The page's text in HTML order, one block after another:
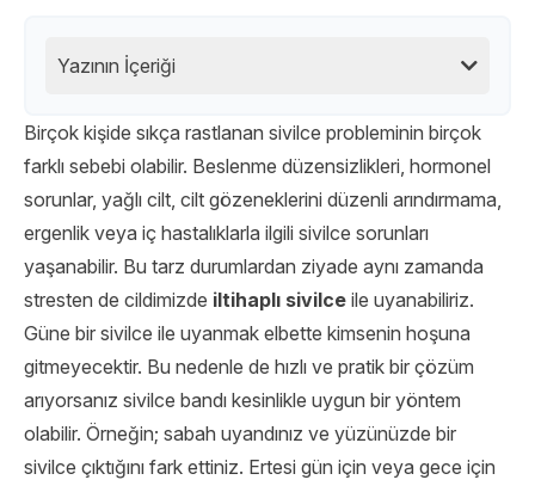
Yazının İçeriği
Birçok kişide sıkça rastlanan sivilce probleminin birçok
farklı sebebi olabilir. Beslenme düzensizlikleri, hormonel
sorunlar, yağlı cilt, cilt gözeneklerini düzenli arındırmama,
ergenlik veya iç hastalıklarla ilgili sivilce sorunları
yaşanabilir. Bu tarz durumlardan ziyade aynı zamanda
stresten de cildimizde iltihaplı sivilce ile uyanabiliriz.
Güne bir sivilce ile uyanmak elbette kimsenin hoşuna
gitmeyecektir. Bu nedenle de hızlı ve pratik bir çözüm
arıyorsanız sivilce bandı kesinlikle uygun bir yöntem
olabilir. Örneğin; sabah uyandınız ve yüzünüzde bir
sivilce çıktığını fark ettiniz. Ertesi gün için veya gece için